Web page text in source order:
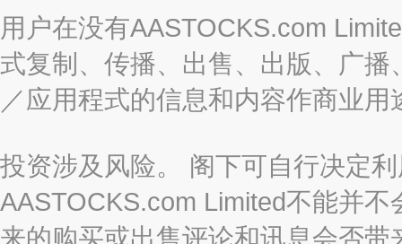
用户在没有AASTOCKS.com
式复制、传播、出售、出版、广
／应用程式的信息和内容作商业用
投资涉及风险。 阁下可自行决定
AASTOCKS.com Limited不能并
来的购买或出售评论和讯息会否